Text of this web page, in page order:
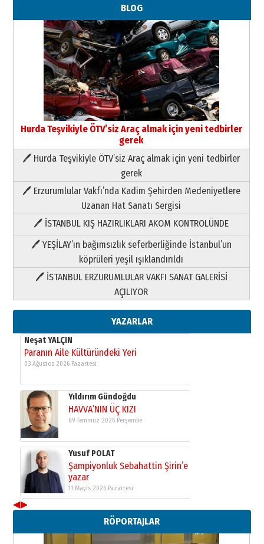
BLOG
Hurda Teşvikiyle ÖTV’siz Araç almak için yeni tedbirler
gerek
🖊 Hurda Teşvikiyle ÖTV’siz Araç almak için yeni tedbirler
gerek
🖊 Erzurumlular Vakfı’nda Kadim Şehirden Medeniyetlere
Uzanan Hat Sanatı Sergisi
🖊 İSTANBUL KIŞ HAZIRLIKLARI AKOM KONTROLÜNDE
🖊 YEŞİLAY’ın bağımsızlık seferberliğinde İstanbul’un
köprüleri yeşil ışıklandırıldı
🖊 İSTANBUL ERZURUMLULAR VAKFI SANAT GALERİSİ
AÇILIYOR
YAZARLAR
Paranın Aile Kültüründeki Yeri
03 Ağustos 2026 Pazartesi
Yıldırım Gündoğdu
HAVVA’NIN ÜÇ KIZI
09 Temmuz 2026 Perşembe
Yusuf POLAT
Şampiyonluk Sebahattin Şirin’e
yazar
11 Mayıs 2026 Pazartesi
Neşat YALÇIN
Paranın Aile Kültüründeki Yeri
03 Ağustos 2026 Pazartesi
Yıldırım Gündoğdu
HAVVA’NIN ÜÇ KIZI
09 Temmuz 2026 Perşembe
Yusuf POLAT
Şampiyonluk Sebahattin Şirin’e
yazar
11 Mayıs 2026 Pazartesi
Neşat YALÇIN
Paranın Aile Kültüründeki Yeri
03 Ağustos 2026 Pazartesi
◀▶
RÖPORTAJLAR